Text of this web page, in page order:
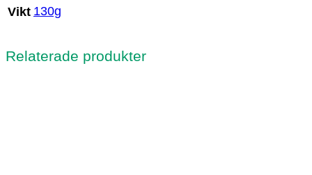
Vikt 130g
Relaterade produkter